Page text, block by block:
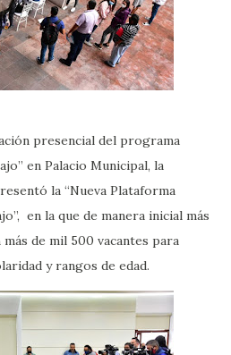
presencial del programa
en Palacio Municipal, la
la “Nueva Plataforma
en la que de manera inicial más
de mil 500 vacantes para
y rangos de edad.